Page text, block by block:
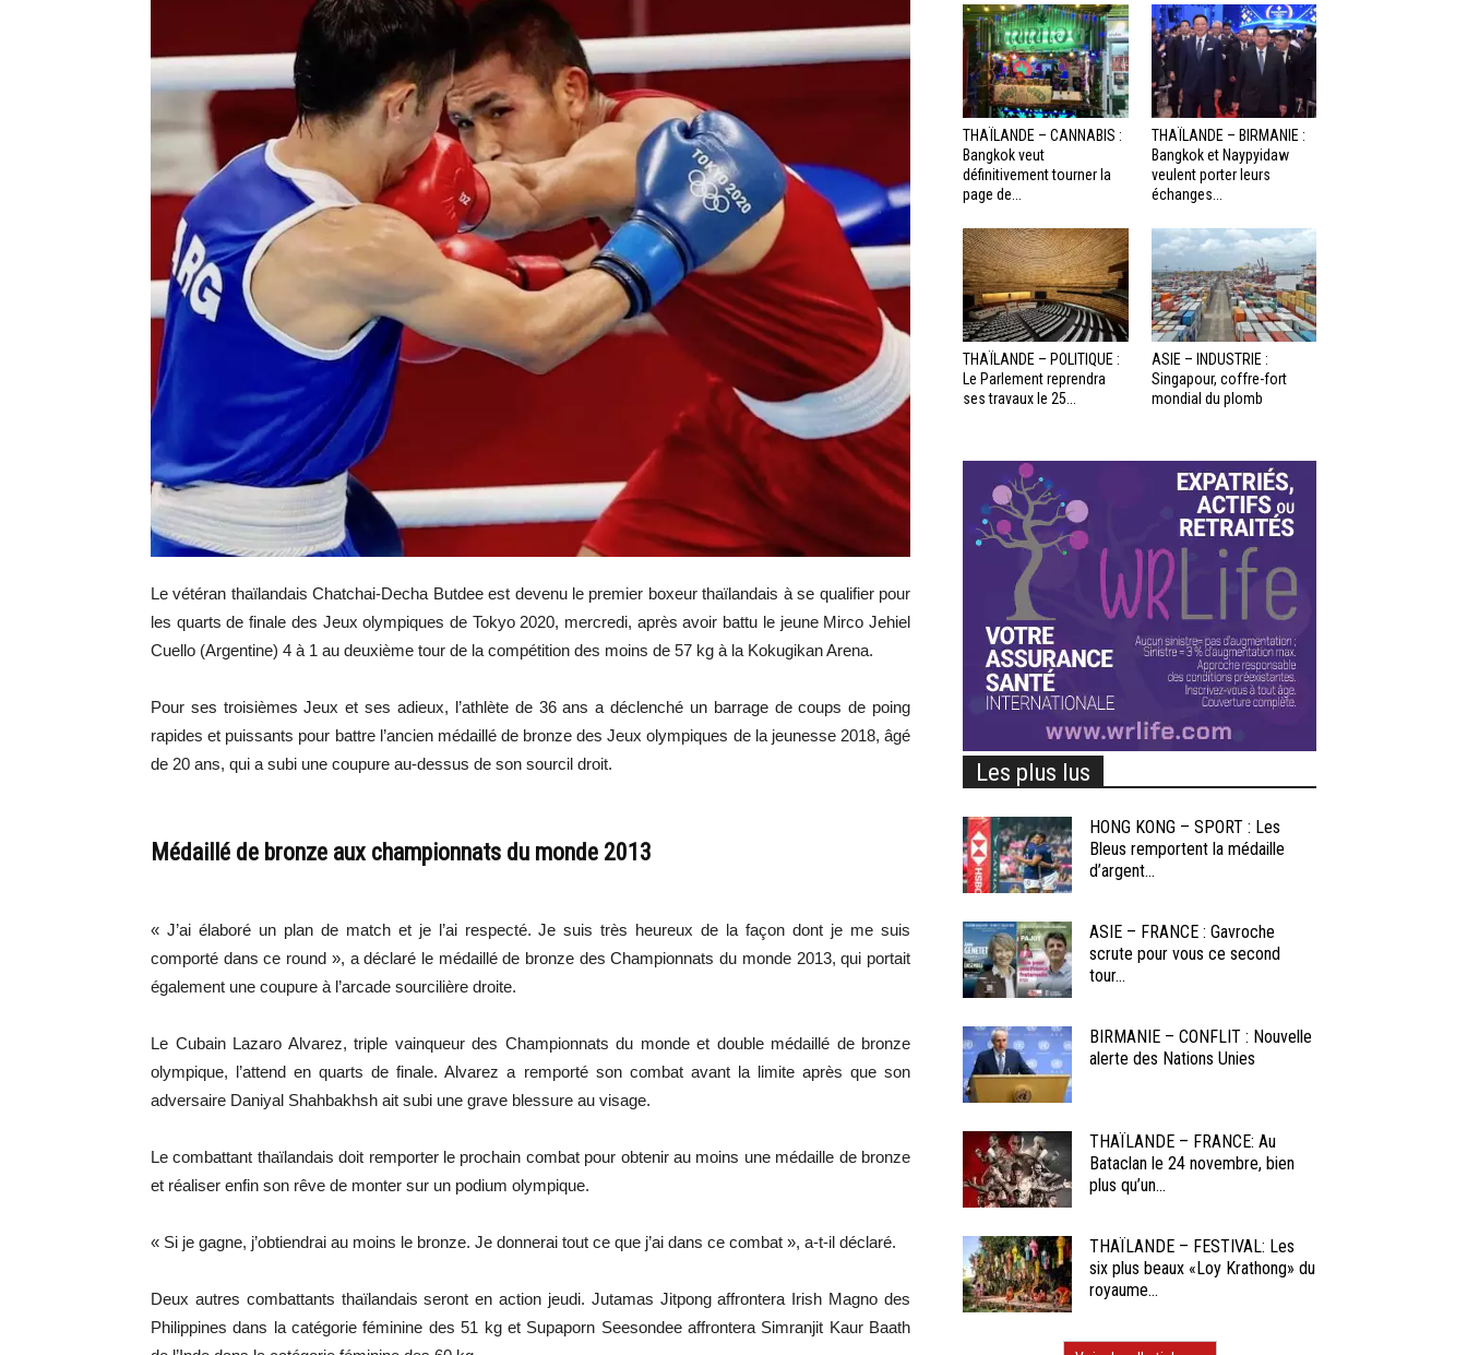
Le vétéran thaïlandais Chatchai-Decha Butdee est devenu le premier boxeur thaïlandais à se qualifier pour
les quarts de finale des Jeux olympiques de Tokyo 2020, mercredi, après avoir battu le jeune Mirco Jehiel
Cuello (Argentine) 4 à 1 au deuxième tour de la compétition des moins de 57 kg à la Kokugikan Arena.
Pour ses troisièmes Jeux et ses adieux, l’athlète de 36 ans a déclenché un barrage de coups de poing
rapides et puissants pour battre l’ancien médaillé de bronze des Jeux olympiques de la jeunesse 2018, âgé
de 20 ans, qui a subi une coupure au-dessus de son sourcil droit.
Médaillé de bronze aux championnats du monde 2013
« J’ai élaboré un plan de match et je l’ai respecté. Je suis très heureux de la façon dont je me suis
comporté dans ce round », a déclaré le médaillé de bronze des Championnats du monde 2013, qui portait
également une coupure à l’arcade sourcilière droite.
Le Cubain Lazaro Alvarez, triple vainqueur des Championnats du monde et double médaillé de bronze
olympique, l’attend en quarts de finale. Alvarez a remporté son combat avant la limite après que son
adversaire Daniyal Shahbakhsh ait subi une grave blessure au visage.
Le combattant thaïlandais doit remporter le prochain combat pour obtenir au moins une médaille de bronze
et réaliser enfin son rêve de monter sur un podium olympique.
« Si je gagne, j’obtiendrai au moins le bronze. Je donnerai tout ce que j’ai dans ce combat », a-t-il déclaré.
Deux autres combattants thaïlandais seront en action jeudi. Jutamas Jitpong affrontera Irish Magno des
Philippines dans la catégorie féminine des 51 kg et Supaporn Seesondee affrontera Simranjit Kaur Baath
THAÏLANDE – CANNABIS :
Bangkok veut
définitivement tourner la
page de...
THAÏLANDE – BIRMANIE :
Bangkok et Naypyidaw
veulent porter leurs
échanges...
THAÏLANDE – POLITIQUE :
Le Parlement reprendra
ses travaux le 25...
ASIE – INDUSTRIE :
Singapour, coffre-fort
mondial du plomb
Les plus lus
HONG KONG – SPORT : Les
Bleus remportent la médaille
d’argent...
ASIE – FRANCE : Gavroche
scrute pour vous ce second
tour...
BIRMANIE – CONFLIT : Nouvelle
alerte des Nations Unies
THAÏLANDE – FRANCE: Au
Bataclan le 24 novembre, bien
plus qu’un...
THAÏLANDE – FESTIVAL: Les
six plus beaux «Loy Krathong» du
royaume...